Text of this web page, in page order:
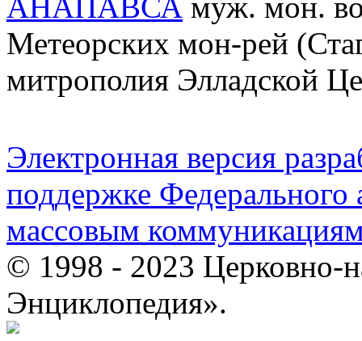
Метеорских мон-рей
митрополия Элладской
Электронная версия
поддержке Федерального
массовым
© 1998 - 2023 Церковно-
Энциклопедия».